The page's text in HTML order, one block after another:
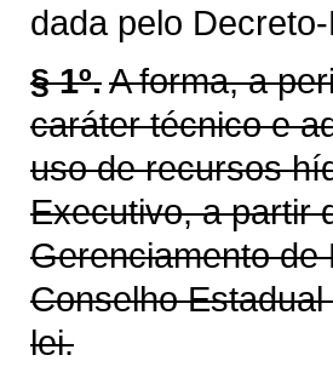
dada pelo
§ 1º.A forma, a
caráter técnico e
uso de recursos
Executivo, a partir
Gerenciamento
Conselho
lei.